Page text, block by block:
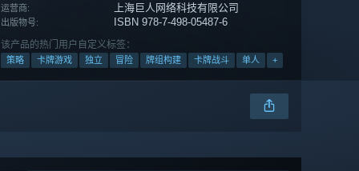
运营商: 上海巨人网络科技有限公司
出版物号: ISBN 978-7-498-05487-6
该产品的热门用户自定义标签：
策略 卡牌游戏 独立 冒险 牌组构建 卡牌战斗 单人 +